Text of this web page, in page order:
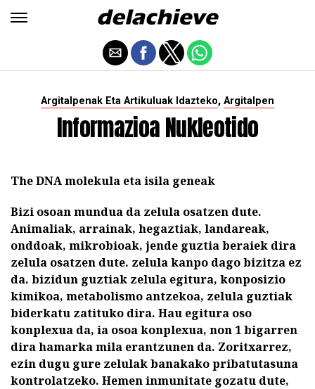
Argitalpenak Eta Artikuluak Idazteko, Argitalpen
Informazioa Nukleotido
The DNA molekula eta isila geneak
Bizi osoan mundua da zelula osatzen dute.
Animaliak, arrainak, hegaztiak, landareak,
onddoak, mikrobioak, jende guztia beraiek dira
zelula osatzen dute. zelula kanpo dago bizitza ez
da. bizidun guztiak zelula egitura, konposizio
kimikoa, metabolismo antzekoa, zelula guztiak
biderkatu zatituko dira. Hau egitura oso
konplexua da, ia osoa konplexua, non 1 bigarren
dira hamarka mila erantzunen da. Zoritxarrez,
ezin dugu gure zelulak banakako pribatutasuna
kontrolatzeko. Hemen inmunitate gozatu dute,